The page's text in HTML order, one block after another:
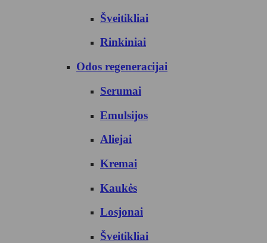
Šveitikliai
Rinkiniai
Odos regeneracijai
Serumai
Emulsijos
Aliejai
Kremai
Kaukės
Losjonai
Šveitikliai